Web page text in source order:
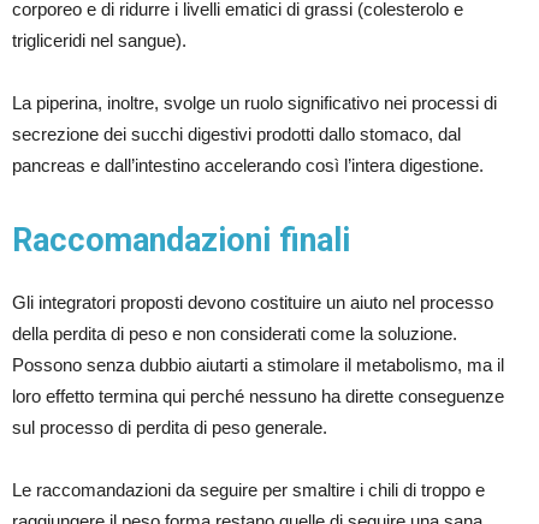
corporeo e di ridurre i livelli ematici di grassi (colesterolo e
trigliceridi nel sangue).
La piperina, inoltre, svolge un ruolo significativo nei processi di
secrezione dei succhi digestivi prodotti dallo stomaco, dal
pancreas e dall’intestino accelerando così l’intera digestione.
Raccomandazioni finali
Gli integratori proposti devono costituire un aiuto nel processo
della perdita di peso e non considerati come la soluzione.
Possono senza dubbio aiutarti a stimolare il metabolismo, ma il
loro effetto termina qui perché nessuno ha dirette conseguenze
sul processo di perdita di peso generale.
Le raccomandazioni da seguire per smaltire i chili di troppo e